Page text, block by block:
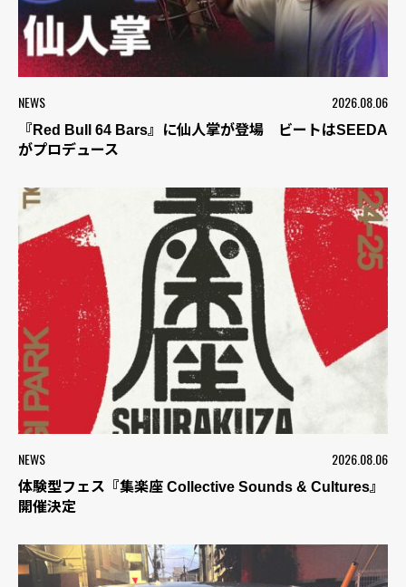
NEWS 2026.08.06
『Red Bull 64 Bars』に仙人掌が登場 ビートはSEEDA
がプロデュース
NEWS 2026.08.06
体験型フェス『集楽座 Collective Sounds & Cultures』
開催決定